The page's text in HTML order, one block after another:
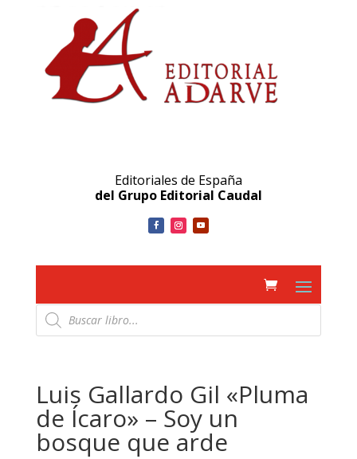
Editoriales de España
del Grupo Editorial Caudal
Búsqueda
de
productos
Luis Gallardo Gil «Pluma
de Ícaro» – Soy un
bosque que arde